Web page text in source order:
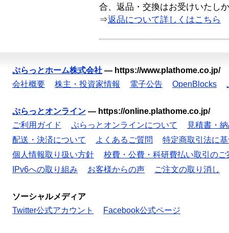
合、返品・交換はお受けいたし
⇒返品について詳しくはこちら
ぷらっとホーム株式会社 — https://www.plathome.co.jp/
会社概要
株主・投資家情報 電子公告 OpenBlocks
ぷらっとオンライン — https://online.plathome.co.jp/
ご利用ガイド
ぷらっとオンラインについて
見積書・
配送・決済について
よくあるご質問
特定商取引法に
個人情報取り扱い方針
校費・公費・科研費払い取引のご
IPv6への取り組み
お客様からの声 ご注文の取り消し
ソーシャルメディア
Twitter公式アカウント
Facebook公式ページ